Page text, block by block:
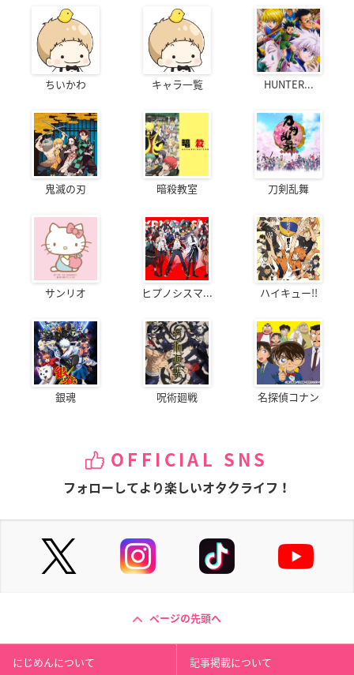
ちいかわ キャラ一覧 HUNTER...
鬼滅の刃 暗殺教室 刀剣乱舞
サンリオ ヒプノシスマ... ハイキュー!!
銀魂 呪術廻戦 名探偵コナン
OFFICIAL SNS
フォローしてより楽しいオタクライフ！
ページの先頭へ
にじめんについて 記事掲載について